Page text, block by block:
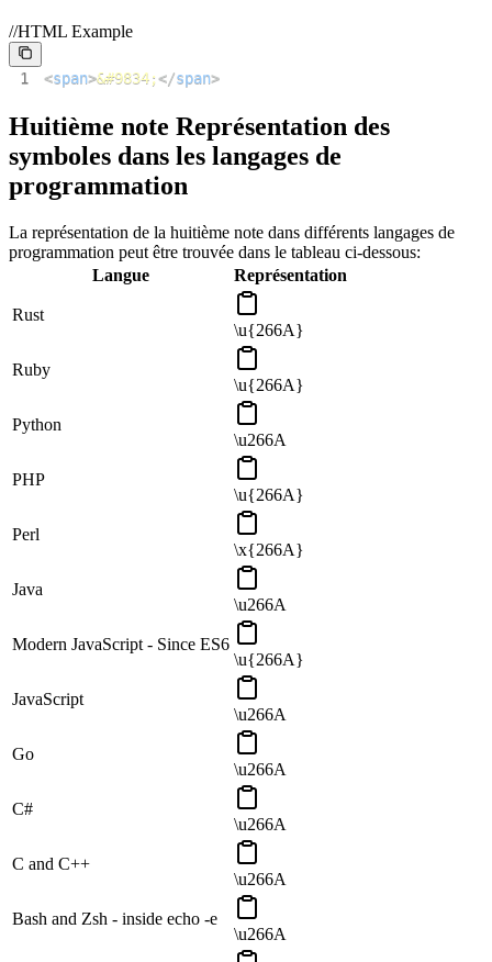
//HTML Example
1 <span>&#9834;</span>
Huitième note Représentation des
symboles dans les langages de
programmation
La représentation de la huitième note dans différents langages de
programmation peut être trouvée dans le tableau ci-dessous:
Langue
Représentation
Rust
\u{266A}
Ruby
\u{266A}
Python
\u266A
PHP
\u{266A}
Perl
\x{266A}
Java
\u266A
Modern JavaScript - Since ES6
\u{266A}
JavaScript
\u266A
Go
\u266A
C#
\u266A
C and C++
\u266A
Bash and Zsh - inside echo -e
\u266A